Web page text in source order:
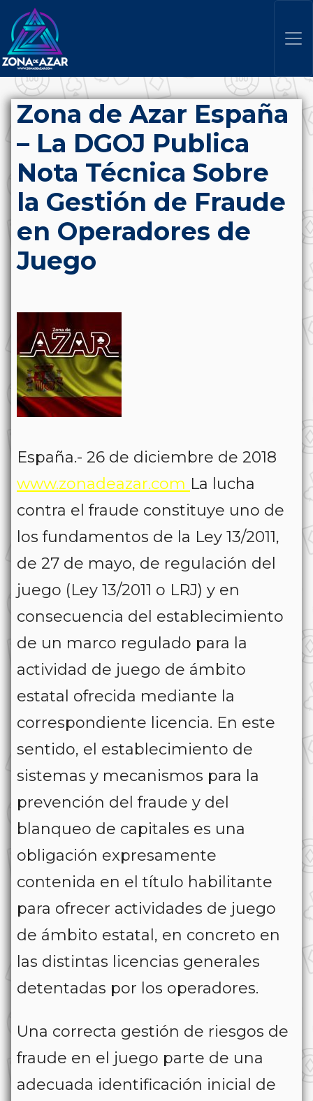
Zona de Azar España
– La DGOJ Publica
Nota Técnica Sobre
la Gestión de Fraude
en Operadores de
Juego
España.- 26 de diciembre de 2018
www.zonadeazar.com La lucha
contra el fraude constituye uno de
los fundamentos de la Ley 13/2011,
de 27 de mayo, de regulación del
juego (Ley 13/2011 o LRJ) y en
consecuencia del establecimiento
de un marco regulado para la
actividad de juego de ámbito
estatal ofrecida mediante la
correspondiente licencia. En este
sentido, el establecimiento de
sistemas y mecanismos para la
prevención del fraude y del
blanqueo de capitales es una
obligación expresamente
contenida en el título habilitante
para ofrecer actividades de juego
de ámbito estatal, en concreto en
las distintas licencias generales
detentadas por los operadores.
Una correcta gestión de riesgos de
fraude en el juego parte de una
adecuada identificación inicial de